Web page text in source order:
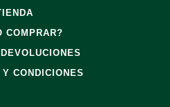
COMPRAR?
CONDICIONES